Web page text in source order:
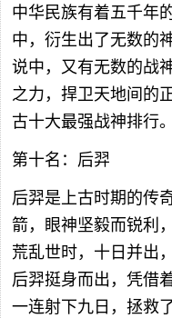
中华民族有着五千年
中，衍生出了无数的
说中，又有无数的战
之力，捍卫天地间的
古十大最强战神排行。
第十名：后羿
后羿是上古时期的传
箭，眼神坚毅而锐利
荒乱世时，十日并出
后羿挺身而出，凭借
一连射下九日，拯救